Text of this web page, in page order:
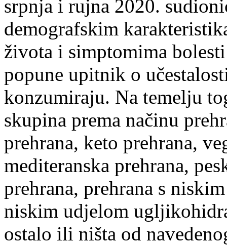
srpnja i rujna 2020.
demografskim
života i simptomima
popune upitnik o
konzumiraju. Na temelju
skupina prema načinu
prehrana, keto prehrana,
mediteranska prehrana,
prehrana, prehrana s
niskim udjelom
ostalo ili ništa od